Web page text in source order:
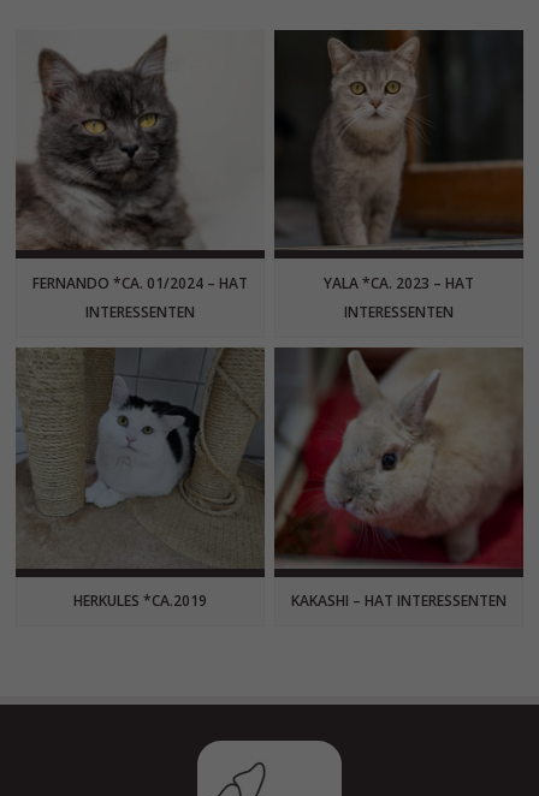
FERNANDO *CA. 01/2024 – HAT
INTERESSENTEN
YALA *CA. 2023 – HAT
INTERESSENTEN
HERKULES *CA.2019 KAKASHI – HAT INTERESSENTEN